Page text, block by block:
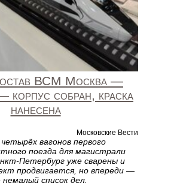
ВСМ Москва —
корпус собран, краска
нанесена
Московские Вести
вагонов первого
поезда для магистрали
Петербург уже сварены и
продвигается, но впереди —
список дел.